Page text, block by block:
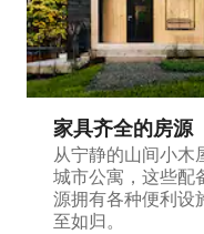
家具齐全的房源
从宁静的山间小木
城市公寓，这些配
源拥有各种便利设
至如归。